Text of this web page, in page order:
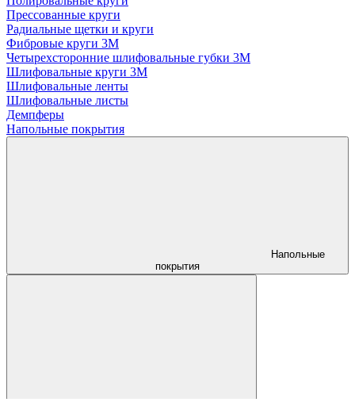
Прессованные круги
Радиальные щетки и круги
Фибровые круги 3М
Четырехсторонние шлифовальные губки 3M
Шлифовальные круги 3М
Шлифовальные ленты
Шлифовальные листы
Демпферы
Напольные покрытия
Напольные
покрытия